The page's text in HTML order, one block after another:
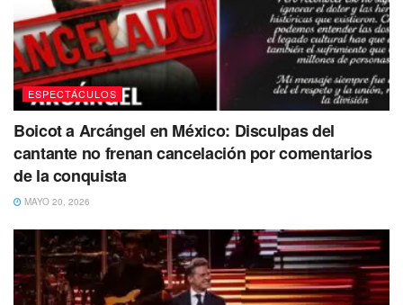
ESPECTÁCULOS
Boicot a Arcángel en México: Disculpas del
cantante no frenan cancelación por comentarios
de la conquista
MAYO 20, 2026